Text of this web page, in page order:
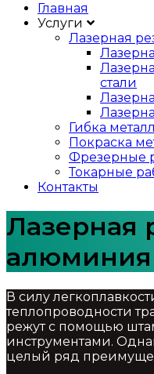
Главная
Услуги
Лазерная
стали
Гибка
Покраска
Фрезерные
Токарные
Контакты
Лазерная
алюминия
В силу
теплопроводности
режут с помощью
инструментами.
целый ряд